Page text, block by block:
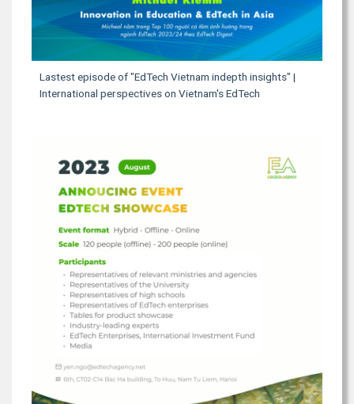
Lastest episode of "EdTech Vietnam indepth insights" |
International perspectives on Vietnam's EdTech